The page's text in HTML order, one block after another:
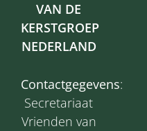
VAN DE
KERSTGROEP
NEDERLAND
Contactgegevens:
Secretariaat
Vrienden van